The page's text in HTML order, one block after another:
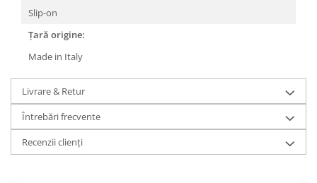
Slip-on
Țară origine:
Made in Italy
Livrare & Retur
Întrebări frecvente
Recenzii clienți